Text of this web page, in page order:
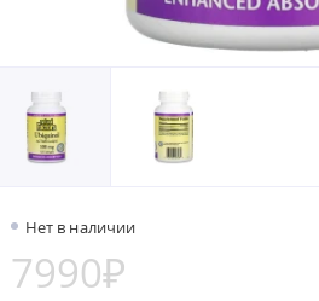
Нет в наличии
7990₽